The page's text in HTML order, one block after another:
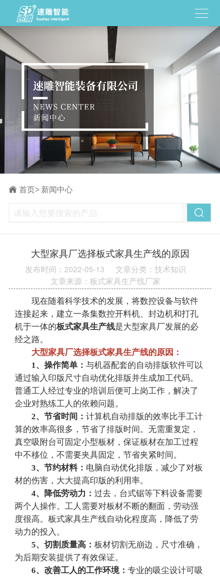
首页> 新闻中心
大型家具厂选择板式家具生产线的原因
发布时间：2022-05-13
文章分类：技术知识
文章来源：板式家具生产线厂家
现在随着科学技术的发展，将数控设备与软件
连接起来，建立一条集数控开料机、封边机和打孔
机于一体的板式家具生产线是大型家具厂发展的必
经之路。
大型家具厂选择板式家具生产线的原因：
1、操作简单： 与机器配套的自动排版软件可以
通过输入印版尺寸自动优化排版并生成加工代码。
普通工人经过专业的培训后便可上岗工作，解决了
企业对熟练工人的依赖问题。
2、节省时间： 计算机自动排版的效率比手工计
算的效率高很多，节省了排版时间。无需重复定，
真空吸附台可固定小型板材，保证板材在加工过程
中不移位，不需要夹具固定，节省夹紧时间。
3、节约材料： 电脑自动优化排版，减少了对板
材的伤害，大大提高印版的利用率。
4、降低劳动力： 过去，台式锯等下料设备需要
两个人操作。工人需要对板材不断的翻面，劳动强
度很高。板式家具生产线自动化程度高，降低了劳
动力的投入。
5、切割质量高： 板材切割无崩边，尺寸准确，
为后期安装提供了有效保证。
6、改善工人的工作环境： 专业的吸尘设计可吸